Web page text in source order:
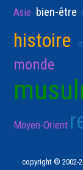
Asie bien-être
histoire
monde
Moyen-Orient
copyright © 2002-